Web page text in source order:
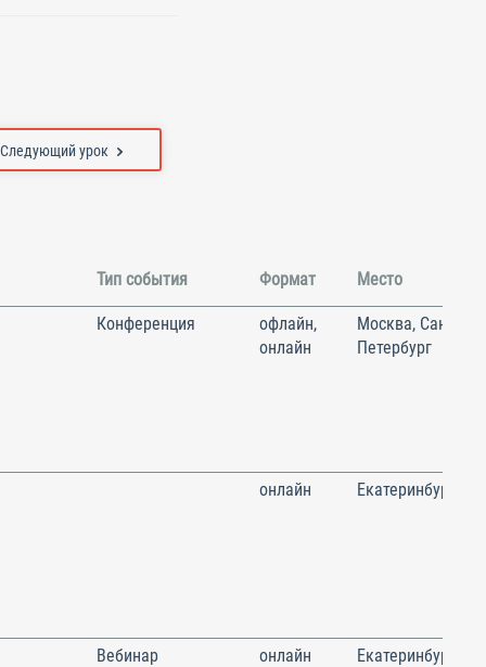
Следующий урок
Тип события Формат Место
Конференция
офлайн,
онлайн
Москва, Санкт-
Петербург
онлайн Екатеринбург
Вебинар онлайн Екатеринбург